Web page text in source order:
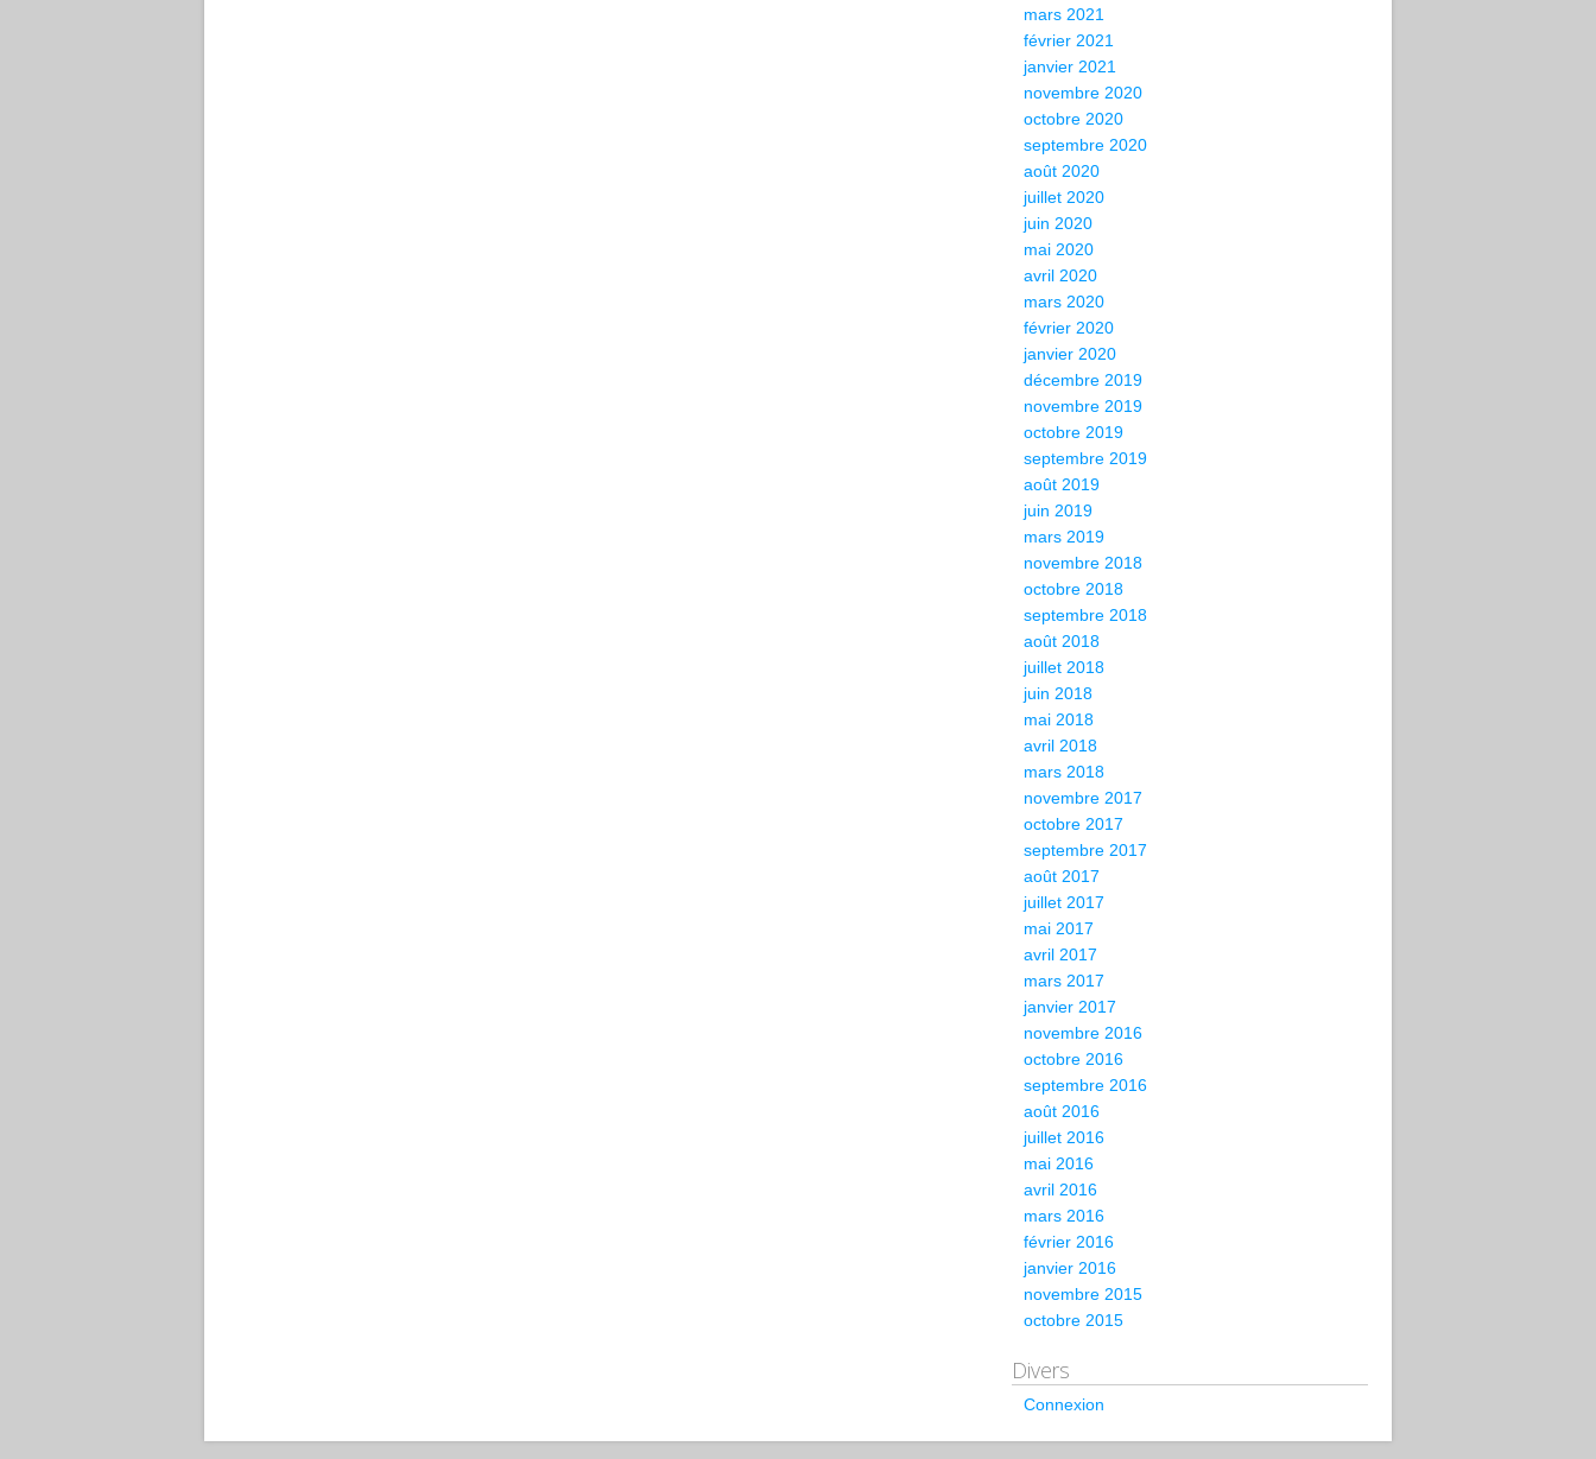
mars 2021
février 2021
janvier 2021
novembre 2020
octobre 2020
septembre 2020
août 2020
juillet 2020
juin 2020
mai 2020
avril 2020
mars 2020
février 2020
janvier 2020
décembre 2019
novembre 2019
octobre 2019
septembre 2019
août 2019
juin 2019
mars 2019
novembre 2018
octobre 2018
septembre 2018
août 2018
juillet 2018
juin 2018
mai 2018
avril 2018
mars 2018
novembre 2017
octobre 2017
septembre 2017
août 2017
juillet 2017
mai 2017
avril 2017
mars 2017
janvier 2017
novembre 2016
octobre 2016
septembre 2016
août 2016
juillet 2016
mai 2016
avril 2016
mars 2016
février 2016
janvier 2016
novembre 2015
octobre 2015
Divers
Connexion